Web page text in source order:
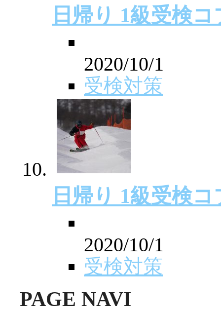
日帰り 1級受検
2020/10/1
受検対策
日帰り 1級受検
2020/10/1
受検対策
PAGE NAVI